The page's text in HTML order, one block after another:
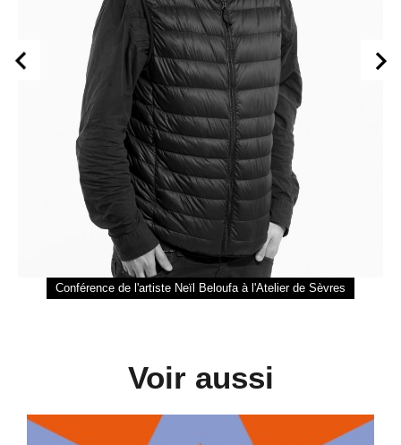
Conférence de l'artiste Neïl Beloufa à l'Atelier de Sèvres
Voir aussi